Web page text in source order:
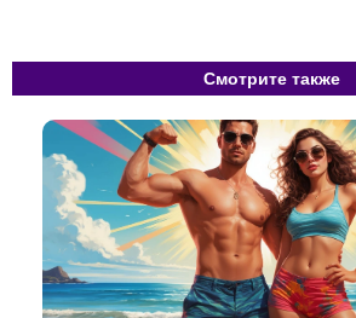
Смотрите также